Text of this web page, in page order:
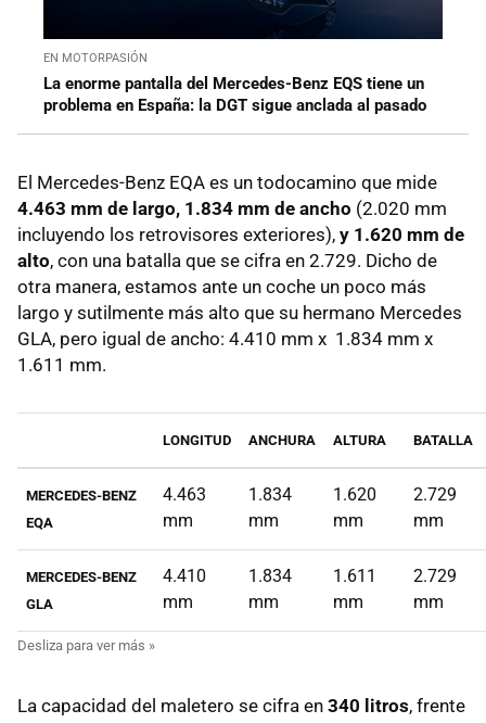
EN MOTORPASIÓN
La enorme pantalla del Mercedes-Benz EQS tiene un
problema en España: la DGT sigue anclada al pasado
El Mercedes-Benz EQA es un todocamino que mide
4.463 mm de largo, 1.834 mm de ancho (2.020 mm
incluyendo los retrovisores exteriores), y 1.620 mm de
alto, con una batalla que se cifra en 2.729. Dicho de
otra manera, estamos ante un coche un poco más
largo y sutilmente más alto que su hermano Mercedes
GLA, pero igual de ancho: 4.410 mm x 1.834 mm x
1.611 mm.
LONGITUD ANCHURA ALTURA BATALLA
MERCEDES-BENZ
EQA
4.463
mm
1.834
mm
1.620
mm
2.729
mm
MERCEDES-BENZ
GLA
4.410
mm
1.834
mm
1.611
mm
2.729
mm
La capacidad del maletero se cifra en 340 litros, frente